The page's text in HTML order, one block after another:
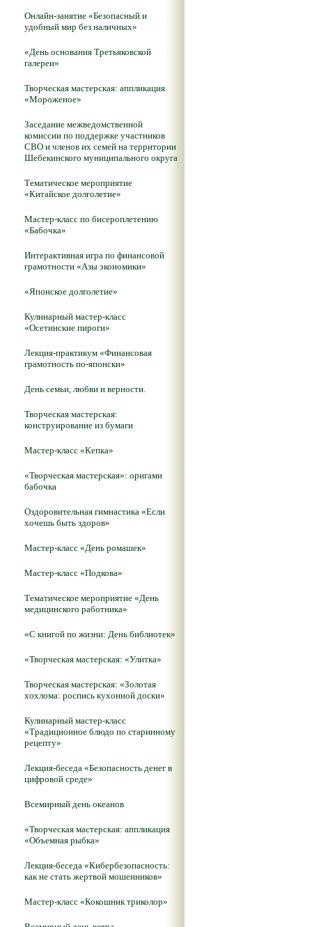
Онлайн-занятие «Безопасный и
удобный мир без наличных»
«День основания Третьяковской
галереи»
Творческая мастерская: аппликация
«Мороженое»
Заседание межведомственной
комиссии по поддержке участников
СВО и членов их семей на территории
Шебекинского муниципального округа
Тематическое мероприятие
«Китайское долголетие»
Мастер-класс по бисероплетению
«Бабочка»
Интерактивная игра по финансовой
грамотности «Азы экономики»
«Японское долголетие»
Кулинарный мастер-класс
«Осетинские пироги»
Лекция-практикум «Финансовая
грамотность по-японски»
День семьи, любви и верности.
Творческая мастерская:
конструирование из бумаги
Мастер-класс «Кепка»
«Творческая мастерская»: оригами
бабочка
Оздоровительная гимнастика «Если
хочешь быть здоров»
Мастер-класс «День ромашек»
Мастер-класс «Подкова»
Тематическое мероприятие «День
медицинского работника»
«С книгой по жизни: День библиотек»
«Творческая мастерская: «Улитка»
Творческая мастерская: «Золотая
хохлома: роспись кухонной доски»
Кулинарный мастер-класс
«Традиционное блюдо по старинному
рецепту»
Лекция-беседа «Безопасность денег в
цифровой среде»
Всемирный день океанов
«Творческая мастерская: аппликация
«Объемная рыбка»
Лекция-беседа «Кибербезопасность:
как не стать жертвой мошенников»
Мастер-класс «Кокошник триколор»